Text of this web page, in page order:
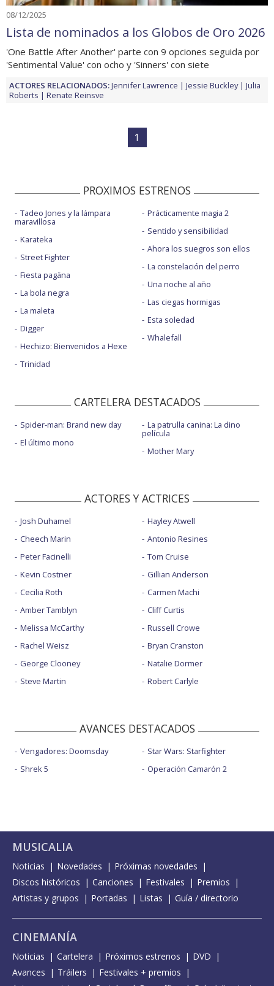
08/12/2025
Lista de nominados a los Globos de Oro 2026
'One Battle After Another' parte con 9 opciones seguida por
'Sentimental Value' con ocho y 'Sinners' con siete
ACTORES RELACIONADOS:Jennifer Lawrence Jessie Buckley
Julia
Roberts
Renate Reinsve
1
PROXIMOS ESTRENOS
Tadeo Jones y la lámpara
maravillosa
Karateka
Street Fighter
Fiesta pagäna
La bola negra
La maleta
Digger
Hechizo: Bienvenidos a Hexe
Trinidad
Prácticamente magia 2
Sentido y sensibilidad
Ahora los suegros son ellos
La constelación del perro
Una noche al año
Las ciegas hormigas
Esta soledad
Whalefall
CARTELERA DESTACADOS
Spider-man: Brand new day
El último mono
La patrulla canina: La dino
película
Mother Mary
ACTORES Y ACTRICES
Josh Duhamel
Cheech Marin
Peter Facinelli
Kevin Costner
Cecilia Roth
Amber Tamblyn
Melissa McCarthy
Rachel Weisz
George Clooney
Steve Martin
Hayley Atwell
Antonio Resines
Tom Cruise
Gillian Anderson
Carmen Machi
Cliff Curtis
Russell Crowe
Bryan Cranston
Natalie Dormer
Robert Carlyle
AVANCES DESTACADOS
Vengadores: Doomsday
Shrek 5
Star Wars: Starfighter
Operación Camarón 2
MUSICALIA
Noticias Novedades
Próximas novedades
Discos históricos
Canciones Festivales
Premios
Artistas y grupos
Portadas Listas Guía / directorio
CINEMANÍA
Noticias Cartelera Próximos estrenos
DVD
Avances
Tráilers
Festivales + premios